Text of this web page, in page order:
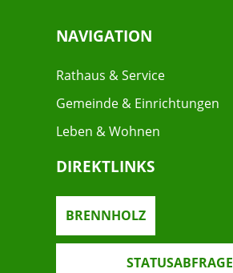
NAVIGATION
Rathaus & Service
Gemeinde & Einrichtungen
Leben & Wohnen
DIREKTLINKS
BRENNHOLZ
STATUSABFRAGE